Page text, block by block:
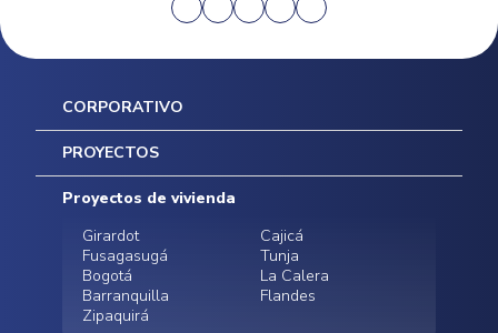
CORPORATIVO
Inicio
Mapa del sitio
Postventas
Contratación Directa
Noticias
PROYECTOS
Proyectos de vivienda
Girardot
Cajicá
Fusagasugá
Tunja
Bogotá
La Calera
Barranquilla
Flandes
Zipaquirá